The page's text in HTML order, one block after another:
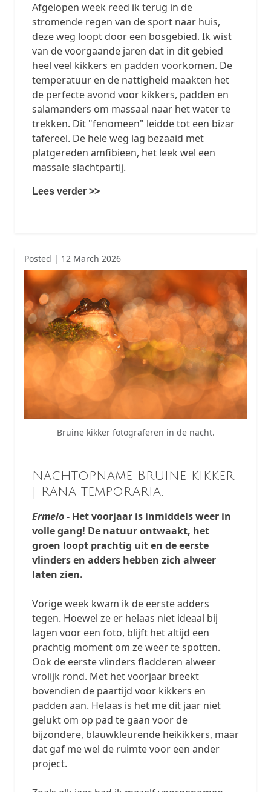
Afgelopen week reed ik terug in de
stromende regen van de sport naar huis,
deze weg loopt door een bosgebied. Ik wist
van de voorgaande jaren dat in dit gebied
heel veel kikkers en padden voorkomen. De
temperatuur en de nattigheid maakten het
de perfecte avond voor kikkers, padden en
salamanders om massaal naar het water te
trekken. Dit "fenomeen" leidde tot een bizar
tafereel. De hele weg lag bezaaid met
platgereden amfibieen, het leek wel een
massale slachtpartij.
Lees verder >>
Posted | 12 March 2026
Bruine kikker fotograferen in de nacht.
Nachtopname Bruine kikker
| Rana temporaria.
Ermelo- Het voorjaar is inmiddels weer in
volle gang! De natuur ontwaakt, het
groen loopt prachtig uit en de eerste
vlinders en adders hebben zich alweer
laten zien.
Vorige week kwam ik de eerste adders
tegen. Hoewel ze er helaas niet ideaal bij
lagen voor een foto, blijft het altijd een
prachtig moment om ze weer te spotten.
Ook de eerste vlinders fladderen alweer
vrolijk rond. Met het voorjaar breekt
bovendien de paartijd voor kikkers en
padden aan. Helaas is het me dit jaar niet
gelukt om op pad te gaan voor de
bijzondere, blauwkleurende heikikkers, maar
dat gaf me wel de ruimte voor een ander
project.